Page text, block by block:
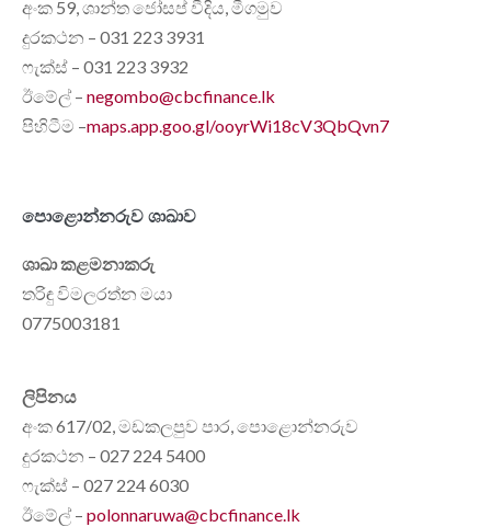
අංක 59, ශාන්ත ජෝසප් වීදිය, මීගමුව
දුරකථන – 031 223 3931
ෆැක්ස් – 031 223 3932
ඊමේල් – negombo@cbcfinance.lk
පිහිටීම –maps.app.goo.gl/ooyrWi18cV3QbQvn7
පොළොන්නරුව ශාඛාව
ශාඛා කළමනාකරු
තරිඳු විමලරත්න මයා
0775003181
ලිපිනය
අංක 617/02, මඩකලපුව පාර, පොළොන්නරුව
දුරකථන – 027 224 5400
ෆැක්ස් – 027 224 6030
ඊමේල් – polonnaruwa@cbcfinance.lk